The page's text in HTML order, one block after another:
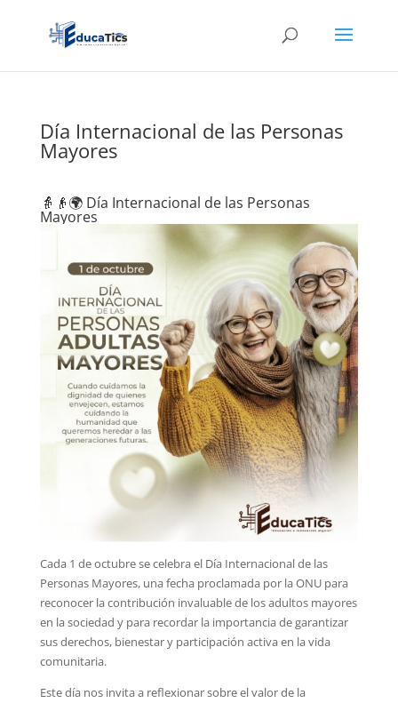
Día Internacional de las Personas
Mayores
👵👴🌍 Día Internacional de las Personas
Mayores
Cada 1 de octubre se celebra el Día Internacional de las
Personas Mayores, una fecha proclamada por la ONU para
reconocer la contribución invaluable de los adultos mayores
en la sociedad y para recordar la importancia de garantizar
sus derechos, bienestar y participación activa en la vida
comunitaria.
Este día nos invita a reflexionar sobre el valor de la